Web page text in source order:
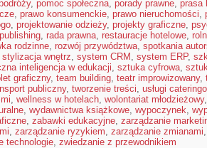
, pomoc społeczna, porady prawne, prasa
, prawo konsumenckie, prawo nieruchomości,
, projektowanie odzieży, projekty graficzne,
publishing, rada prawna, restauracje hotelowe,
rodzinne, rozwój przywództwa, spotkania
stylizacja wnętrz, system CRM , system ERP,
inteligencja w edukacji, sztuka cyfrowa,
graficzny, team building, teatr improwizowany,
publiczny, tworzenie treści, usługi
, wellness w hotelach, wolontariat młodzieżowy
, wydawnictwa książkowe, wypoczynek,
, zabawki edukacyjne, zarządzanie
, zarządzanie ryzykiem, zarządzanie zmianami
technologie, zwiedzanie z przewodnikiem